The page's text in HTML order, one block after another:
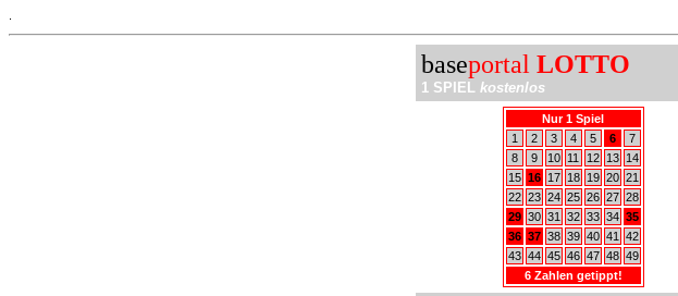
baseportal LOTTO
1 SPIEL kostenlos
Nur 1 Spiel
1
2 3 4 5 6
7
8
9 10 11 12 13
14
15 16 17 18 19 20 21
22 23 24 25 26 27 28
29 30 31 32 33 34 35
36 37 38 39 40 41
42
43 44 45 46 47 48 49
6 Zahlen getippt!